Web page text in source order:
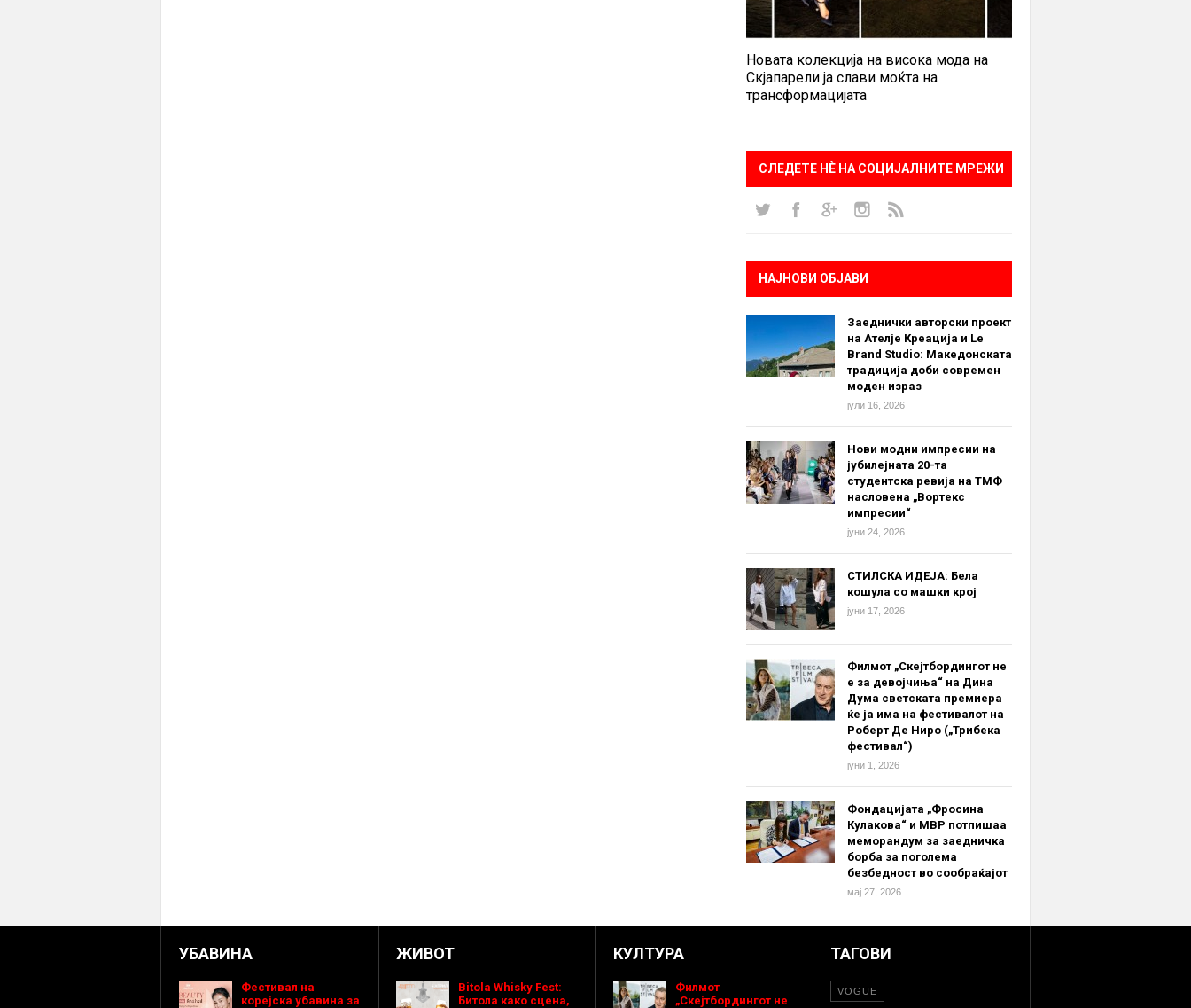
Новата колекција на висока мода на
Скјапарели ја слави моќта на
трансформацијата
СЛЕДЕТЕ НÈ НА СОЦИЈАЛНИТЕ МРЕЖИ
НАЈНОВИ ОБЈАВИ
Заеднички авторски проект
на Ателје Креација и Le
Brand Studio: Македонската
традиција доби современ
моден израз
јули 16, 2026
Нови модни импресии на
јубилејната 20-та
студентска ревија на ТМФ
насловена „Вортекс
импресии“
јуни 24, 2026
СТИЛСКА ИДЕЈА: Бела
кошула со машки крој
јуни 17, 2026
Филмот „Скејтбордингот не
е за девојчиња“ на Дина
Дума светската премиера
ќе ја има на фестивалот на
Роберт Де Ниро („Трибека
фестивал“)
јуни 1, 2026
Фондацијата „Фросина
Кулакова“ и МВР потпишаа
меморандум за заедничка
борба за поголема
безбедност во сообраќајот
мај 27, 2026
УБАВИНА
Фестивал на
корејска убавина за
ЖИВОТ
Bitola Whisky Fest:
Битола како сцена,
КУЛТУРА
Филмот
„Скејтбордингот не
ТАГОВИ
VOGUE